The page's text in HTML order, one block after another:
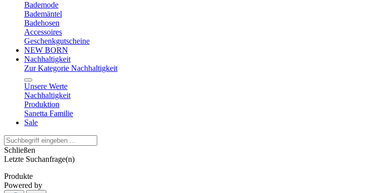
Bademode
Bademäntel
Badehosen
Accessoires
Geschenkgutscheine
NEW BORN
Nachhaltigkeit
Zur Kategorie Nachhaltigkeit
Unsere Werte
Nachhaltigkeit
Produktion
Sanetta Familie
Sale
Schließen
Letzte Suchanfrage(n)
Produkte
Powered by